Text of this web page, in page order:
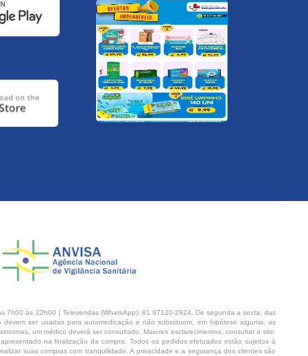
7h00 às 22h00 | Televendas (WhatsApp): 81 97120-2924, De segunda a sexta, das
ser usadas para automedicação e não substituem, em hipótese alguma, as
um médico deverá ser consultado. Maiores esclarecimentos, consultar o site:
na finalização da compra. Todos os pedidos efetuados estão sujeitos à
suas compras com tranquilidade. A privacidade e a segurança dos clientes são